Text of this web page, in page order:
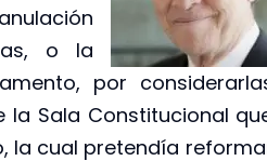
o la
por
la Sala Constitucional
la cual pretendía